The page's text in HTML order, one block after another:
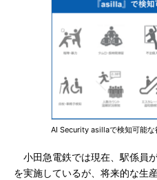
AI Security asillaで検知可能な
小田急電鉄では現在、駅係員
を実施しているが、将来的な生